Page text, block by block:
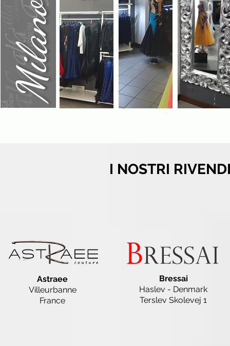
Milano
I NOSTRI
Astraee
Villeurbanne
France
Bressai
Haslev - Denmark
Terslev Skolevej 1